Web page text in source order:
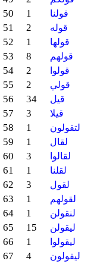
50 1 قولنا
51 2 قوله
52 1 قولها
53 8 قولهم
54 2 قولوا
55 2 قولي
56 34 قيل
57 3 قيلا
58 1 لتقولون
59 1 لقال
60 3 لقالوا
61 1 لقلنا
62 3 لقول
63 1 لقولهم
64 1 لنقولن
65 15 ليقولن
66 1 ليقولوا
67 4 ليقولون